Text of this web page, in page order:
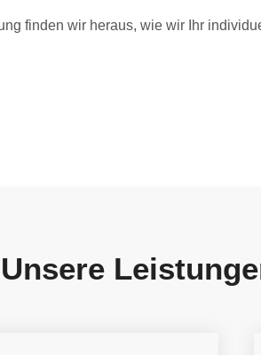
finden wir heraus, wie wir Ihr
Unsere